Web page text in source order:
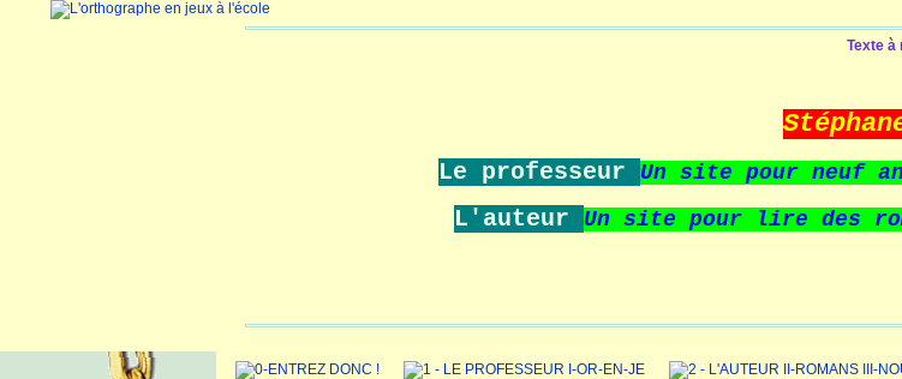
Texte à
Le professeur Un site pour neuf
L'auteur Un site pour lire des